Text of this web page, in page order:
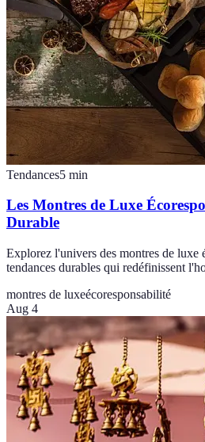
Tendances5 min
Les Montres de Luxe
Durable
Explorez l'univers des montres de luxe
tendances durables qui redéfinissent
montres de luxeécoresponsabilité
Aug 4